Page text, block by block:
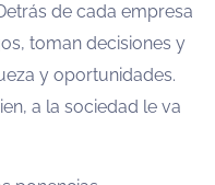
de cada empresa
toman decisiones y
y oportunidades.
a la sociedad le va